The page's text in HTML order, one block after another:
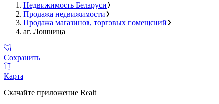
Недвижимость Беларуси
Продажа недвижимости
Продажа магазинов, торговых помещений
аг. Лошница
Сохранить
Карта
Скачайте приложение Realt